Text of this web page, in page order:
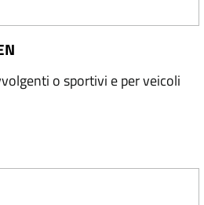
o sportivi e per veicoli